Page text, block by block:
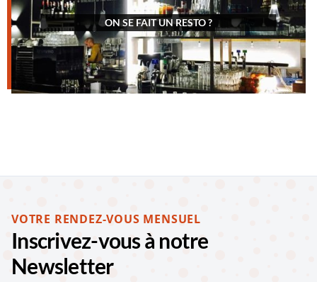
ON SE FAIT UN RESTO ?
VOTRE RENDEZ-VOUS MENSUEL
Inscrivez-vous à notre
Newsletter